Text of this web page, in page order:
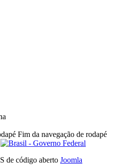
Fim da navegação de rodapé
de código aberto Joomla